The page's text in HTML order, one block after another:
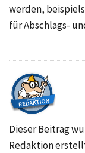
werden,
für Abschlags-
Dieser Beitrag
Redaktion